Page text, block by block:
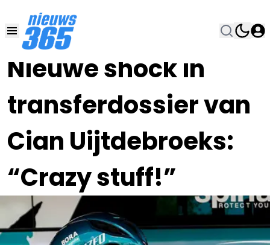
Nieuwe shock in
transferdossier van
Cian Uijtdebroeks:
“Crazy stuff!”
22 DEC 2023, 20:45